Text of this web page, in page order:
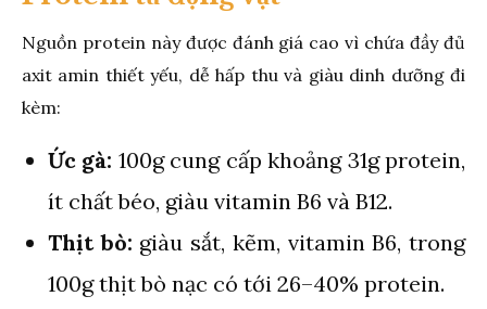
Nguồn protein này được đánh giá cao vì chứa đầy đủ
axit amin thiết yếu, dễ hấp thu và giàu dinh dưỡng đi
kèm:
Ức gà: 100g cung cấp khoảng 31g protein,
ít chất béo, giàu vitamin B6 và B12.
Thịt bò: giàu sắt, kẽm, vitamin B6, trong
100g thịt bò nạc có tới 26–40% protein.